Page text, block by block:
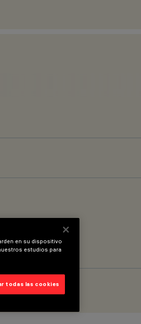
en su dispositivo
estudios para
todas las cookies